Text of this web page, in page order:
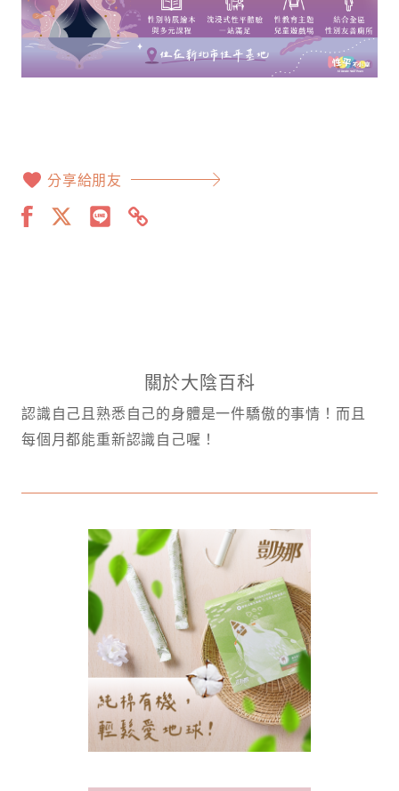
分享給朋友
關於大陰百科
認識自己且熟悉自己的身體是一件驕傲的事情！而且
每個月都能重新認識自己喔！